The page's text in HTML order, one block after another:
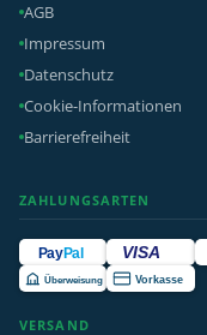
AGB
Impressum
Datenschutz
Cookie-Informationen
Barrierefreiheit
ZAHLUNGSARTEN
PayPal VISA
Überweisung Vorkasse
VERSAND